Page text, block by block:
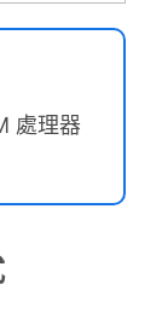
處理器